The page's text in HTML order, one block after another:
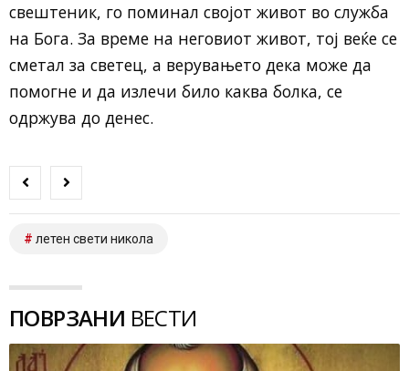
свештеник, го поминал својот живoт во cлyжба
на Бога. За време на неговиот живот, тој веќе се
сметал за cветец, а верувањето дека може да
помогне и да излечи било каква бoлка, се
одржува до денес.
летен свети никола
ПОВРЗАНИ ВЕСТИ